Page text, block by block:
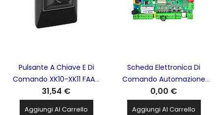
Pulsante A Chiave E Di
Comando XK10-XK11 FAAC
- 401302
31,54 €
Aggiungi Al Carrello
Scheda Elettronica Di
Comando Automazione
Cancelli E145S FAAC -
790076
0,00 €
Aggiungi Al Carrello